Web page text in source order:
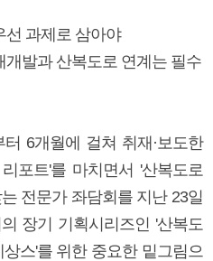
선 과제로 삼아야
발과 산복도로 연계는 필수
6개월에 걸쳐 취재·보도한
포트'를 마치면서 '산복도로
전문가 좌담회를 지난 23일
장기 기획시리즈인 '산복도
스'를 위한 중요한 밑그림으